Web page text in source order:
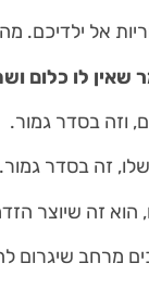
אל ילדיכם.
שאין לו כלום
וזה בסדר גמור.
זה בסדר
זה שיוצר
מרחב